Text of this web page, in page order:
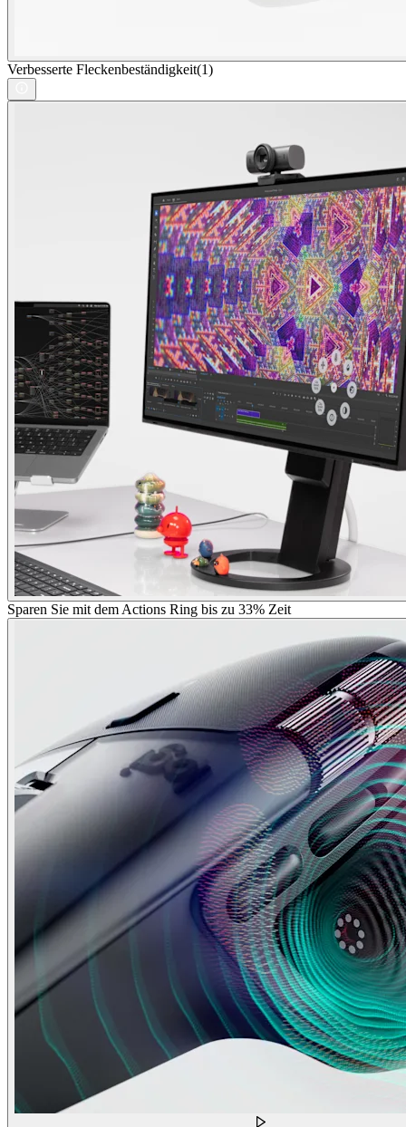
Verbesserte Fleckenbeständigkeit(1)
Sparen Sie mit dem Actions Ring bis zu 33% Zeit